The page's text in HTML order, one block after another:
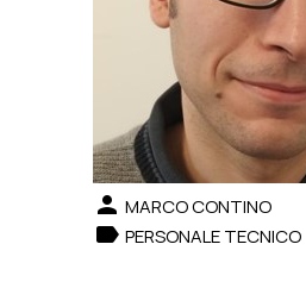
person MARCO CONTINO
label PERSONALE TECNICO